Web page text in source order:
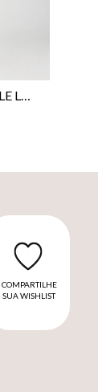
CALÇA PANTALONA LE LIS JESSICA FEMININA
COMPARTILHE
SUA WISHLIST